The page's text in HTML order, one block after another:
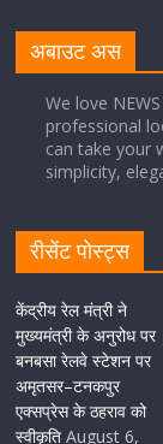
अबाउट अस
We love
professional
can take your
simplicity,
रीसेंट पोस्ट्स
केंद्रीय रेल मंत्री ने
मुख्यमंत्री के अनुरोध पर
बनबसा रेलवे स्टेशन पर
अमृतसर–टनकपुर
एक्सप्रेस के ठहराव को
स्वीकृति August 6,